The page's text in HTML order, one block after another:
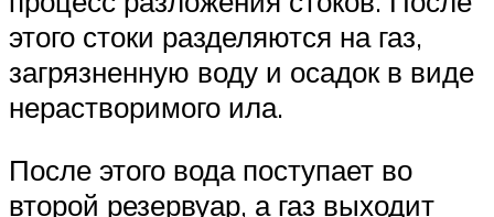
этого стоки разделяются на газ,
загрязненную воду и осадок в виде
нерастворимого ила.
После этого вода поступает во
второй резервуар, а газ выходит